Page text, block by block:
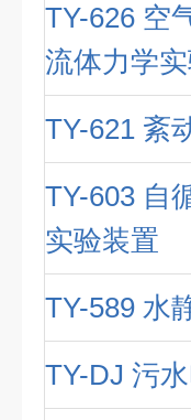
TY-626 空
流体力学
TY-621 紊
TY-603 自
实验装置
TY-589 水
TY-DJ 污